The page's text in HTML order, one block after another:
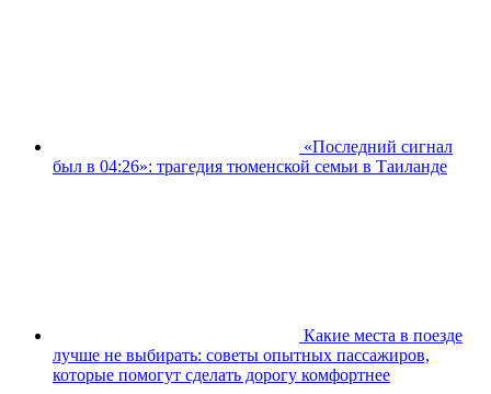
«Последний сигнал
был в 04:26»: трагедия тюменской семьи в Таиланде
Какие места в поезде
лучше не выбирать: советы опытных пассажиров,
которые помогут сделать дорогу комфортнее